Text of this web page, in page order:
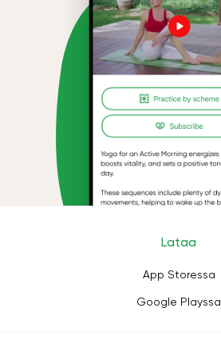
Lataa
App Storessa
Google Playssa